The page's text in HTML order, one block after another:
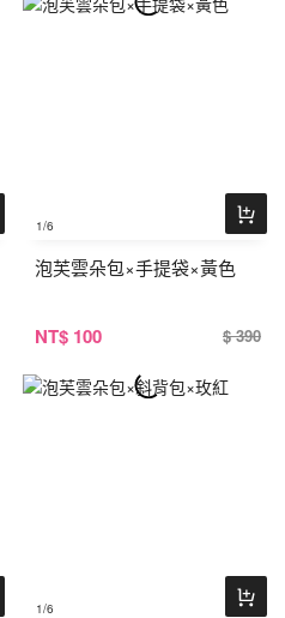
1/6
泡芙雲朵包×手提袋×黃色
NT$ 100 $ 390
1/6